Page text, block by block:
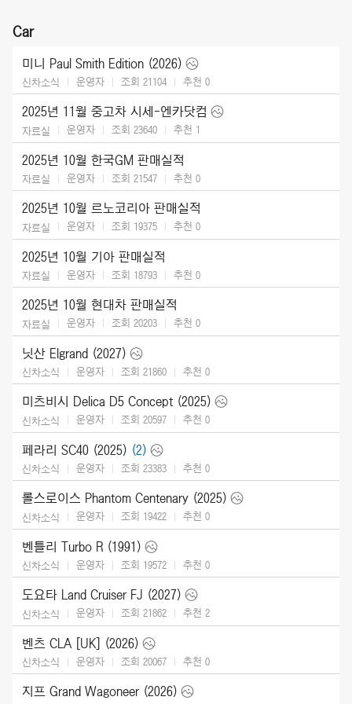
Car
미니 Paul Smith Edition (2026)
신차소식 운영자 조회 21104 추천 0
2025년 11월 중고차 시세-엔카닷컴
자료실 운영자 조회 23640 추천 1
2025년 10월 한국GM 판매실적
자료실 운영자 조회 21547 추천 0
2025년 10월 르노코리아 판매실적
자료실 운영자 조회 19375 추천 0
2025년 10월 기아 판매실적
자료실 운영자 조회 18793 추천 0
2025년 10월 현대차 판매실적
자료실 운영자 조회 20203 추천 0
닛산 Elgrand (2027)
신차소식 운영자 조회 21860 추천 0
미츠비시 Delica D5 Concept (2025)
신차소식 운영자 조회 20597 추천 0
페라리 SC40 (2025) (2)
신차소식 운영자 조회 23383 추천 0
롤스로이스 Phantom Centenary (2025)
신차소식 운영자 조회 19422 추천 0
벤틀리 Turbo R (1991)
신차소식 운영자 조회 19572 추천 0
도요타 Land Cruiser FJ (2027)
신차소식 운영자 조회 21862 추천 2
벤츠 CLA [UK] (2026)
신차소식 운영자 조회 20067 추천 0
지프 Grand Wagoneer (2026)